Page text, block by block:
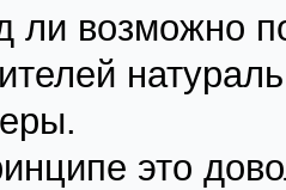
ли возможно
это